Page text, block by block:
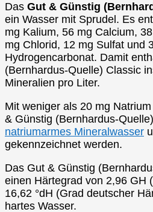
Das Gut & Günstig
ein Wasser mit Sprudel. Es
mg Kalium, 56 mg Calcium,
mg Chlorid, 12 mg Sulfat und
Hydrogencarbonat. Damit
(Bernhardus-Quelle) Classic
Mineralien pro Liter.
Mit weniger als 20 mg
& Günstig (Bernhardus-
natriumarmes Mineralwasser
gekennzeichnet werden.
Das Gut & Günstig
einen Härtegrad von 2,96 GH
16,62 °dH (Grad deutscher
hartes Wasser.